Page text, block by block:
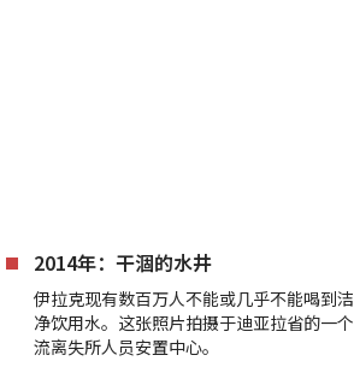
2014年：干涸的水井
伊拉克现有数百万人不能或几乎不能喝到洁
净饮用水。这张照片拍摄于迪亚拉省的一个
流离失所人员安置中心。